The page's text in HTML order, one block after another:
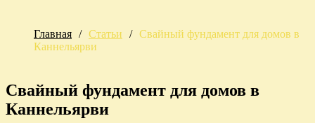
Главная / Статьи / Свайный фундамент для домов в
Каннельярви
Свайный фундамент для домов в
Каннельярви